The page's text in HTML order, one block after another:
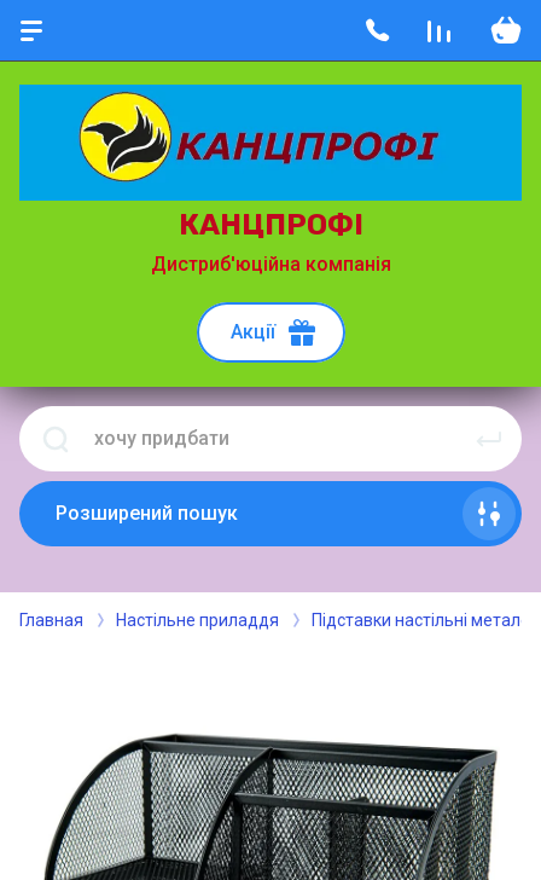
КАНЦПРОФІ
Дистриб'юційна компанія
Акції
Розширений пошук
Главная Настільне приладдя Підставки настільні